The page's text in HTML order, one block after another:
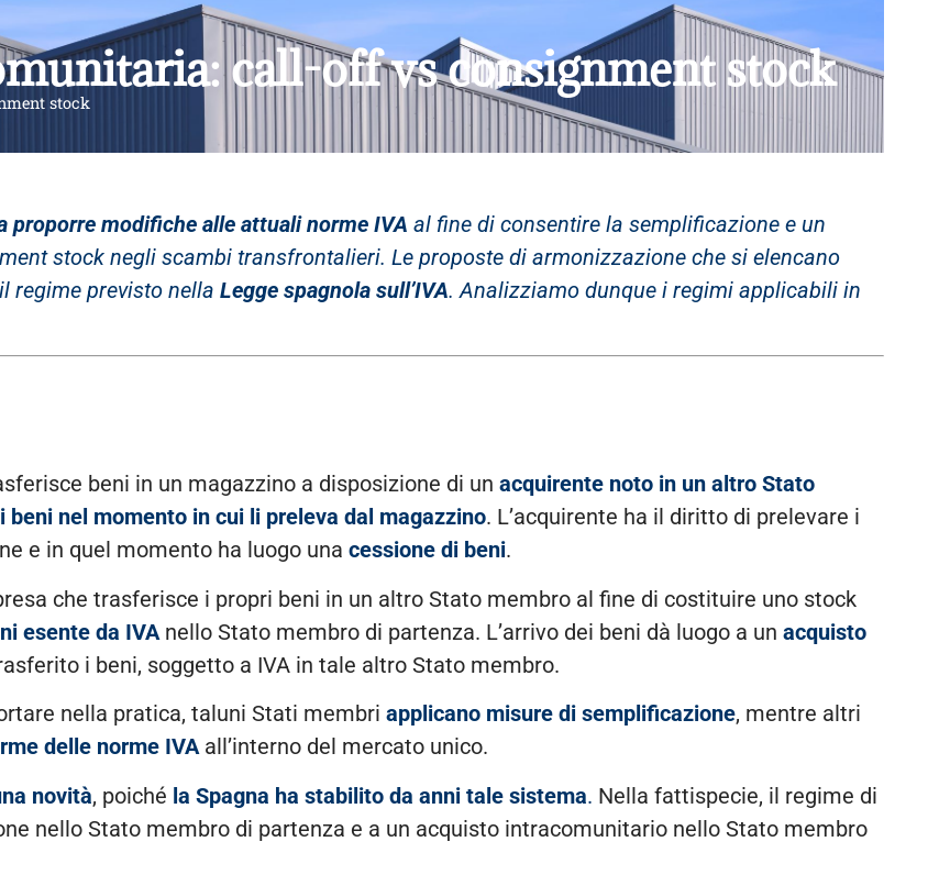
call-off vs consignment stock
stock
proporre modifiche alle attuali norme IVA al fine di consentire la semplificazione e un
stock negli scambi transfrontalieri. Le proposte di armonizzazione che si elencano
regime previsto nella Legge spagnola sull’IVA. Analizziamo dunque i regimi applicabili in
beni in un magazzino a disposizione di un acquirente noto in un altro Stato
beni nel momento in cui li preleva dal magazzino. L’acquirente ha il diritto di prelevare i
e in quel momento ha luogo una cessione di beni.
che trasferisce i propri beni in un altro Stato membro al fine di costituire uno stock
esente da IVA nello Stato membro di partenza. L’arrivo dei beni dà luogo a un acquisto
i beni, soggetto a IVA in tale altro Stato membro.
nella pratica, taluni Stati membri applicano misure di semplificazione, mentre altri
delle norme IVAall’interno del mercato unico.
novità, poiché la Spagna ha stabilito da anni tale sistema. Nella fattispecie, il regime di
nello Stato membro di partenza e a un acquisto intracomunitario nello Stato membro